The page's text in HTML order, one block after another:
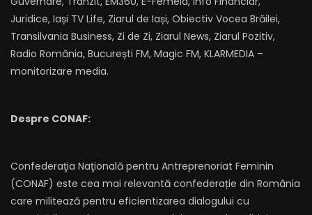
Juridice, Iași TV Life, Ziarul de Iași, Obiectiv Vocea Brăilei,
Transilvania Business, Zi de Zi, Ziarul News, Ziarul Pozitiv,
Radio România, București FM, Magic FM, KLARMEDIA –
monitorizare media.
Despre CONAF:
Confederaţia Naţională pentru Antreprenoriat Feminin
(CONAF) este cea mai relevantă confederație din România
care militează pentru eficientizarea dialogului cu